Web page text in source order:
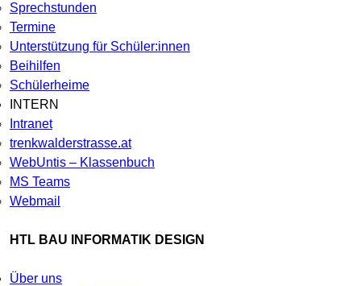
Sprechstunden
Termine
Unterstützung für Schüler:innen
Beihilfen
Schülerheime
INTERN
Intranet
trenkwalderstrasse.at
WebUntis – Klassenbuch
MS Teams
Webmail
HTL BAU INFORMATIK DESIGN
Über uns